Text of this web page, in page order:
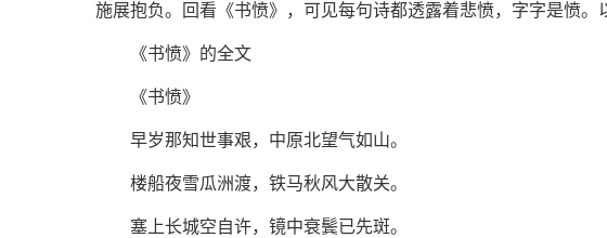
施展抱负。回看《书愤》，可见每句诗都透露着悲愤，字字是愤。
《书愤》的全文
《书愤》
早岁那知世事艰，中原北望气如山。
楼船夜雪瓜洲渡，铁马秋风大散关。
塞上长城空自许，镜中衰鬓已先斑。